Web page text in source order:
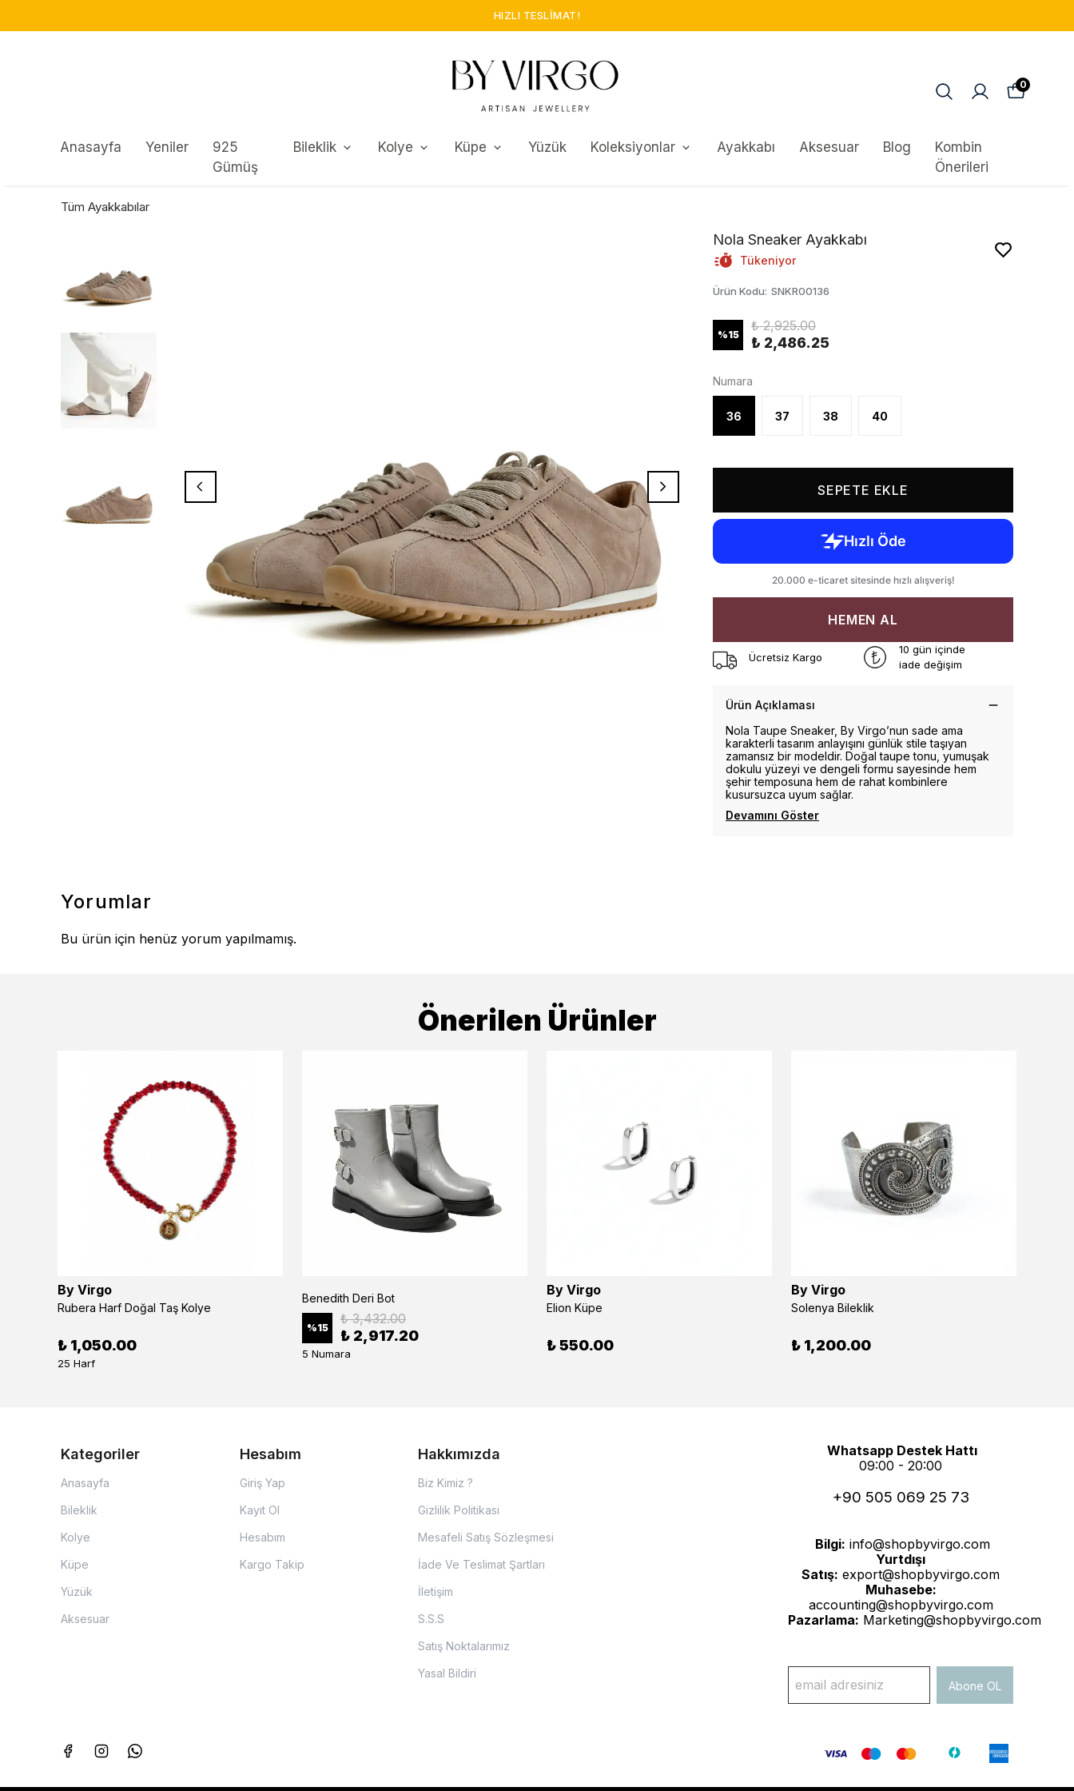
HIZLI TESLIMAT!
Anasayfa Yeniler
925
Gümüş
Bileklik Kolye Küpe Yüzük Koleksiyonlar Ayakkabı Aksesuar Blog
Kombin
Önerileri
0
Tüm Ayakkabılar
Nola Sneaker Ayakkabı
Tükeniyor
Ürün Kodu: SNKR00136
%15
₺ 2,925.00
₺ 2,486.25
Numara
36 37 38 40
SEPETE EKLE
HEMEN AL
Ücretsiz Kargo
10 gün içinde
iade değişim
Ürün Açıklaması
Nola Taupe Sneaker, By Virgo’nun sade ama
karakterli tasarım anlayışını günlük stile taşıyan
zamansız bir modeldir. Doğal taupe tonu, yumuşak
dokulu yüzeyi ve dengeli formu sayesinde hem
şehir temposuna hem de rahat kombinlere
kusursuzca uyum sağlar.
Devamını Göster
Yorumlar
Bu ürün için henüz yorum yapılmamış.
Önerilen Ürünler
By Virgo
Rubera Harf Doğal Taş Kolye
₺ 1,050.00
25 Harf
Benedith Deri Bot
%15
₺ 3,432.00
₺ 2,917.20
5 Numara
By Virgo
Elion Küpe
₺ 550.00
By Virgo
Solenya Bileklik
₺ 1,200.00
Kategoriler
Anasayfa
Bileklik
Kolye
Küpe
Yüzük
Aksesuar
Hesabım
Giriş Yap
Kayıt Ol
Hesabım
Kargo Takip
Hakkımızda
Biz Kimiz ?
Gizlilik Politikası
Mesafeli Satış Sözleşmesi
İade Ve Teslimat Şartları
İletişim
S.S.S
Satış Noktalarımız
Yasal Bildiri
Whatsapp Destek Hattı
09:00 - 20:00
+90 505 069 25 73
Bilgi: info@shopbyvirgo.com
Yurtdışı
Satış: export@shopbyvirgo.com
Muhasebe:
accounting@shopbyvirgo.com
Pazarlama: Marketing@shopbyvirgo.com
Abone OL